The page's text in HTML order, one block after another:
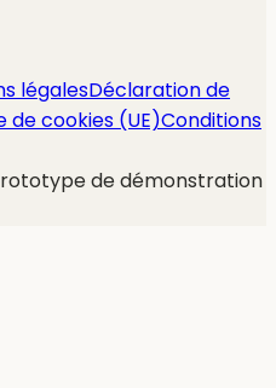
légalesDéclaration de
de cookies (UE)Conditions
de démonstration